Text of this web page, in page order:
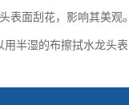
表面刮花，影响其美观。
半湿的布擦拭水龙头表